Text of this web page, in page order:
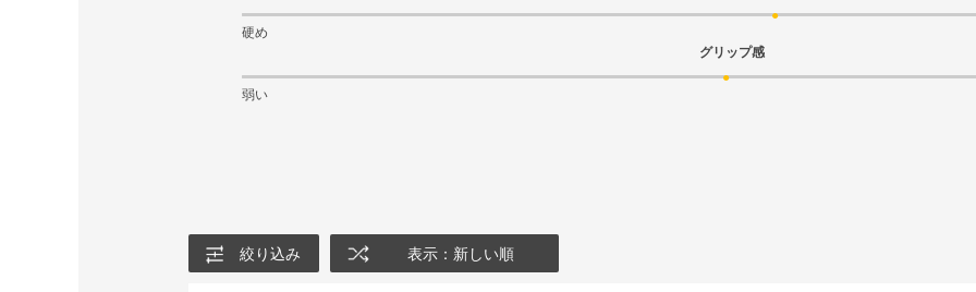
硬め
グリップ感
弱い
絞り込み 表示：新しい順